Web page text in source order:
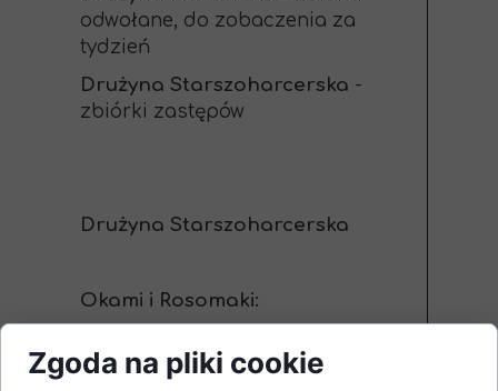
odwołane, do zobaczenia za
tydzień
Drużyna Starszoharcerska -
zbiórki zastępów
Drużyna Starszoharcerska
Okami i Rosomaki:
Miejsce startu i zakończenia
Zgoda na pliki cookie